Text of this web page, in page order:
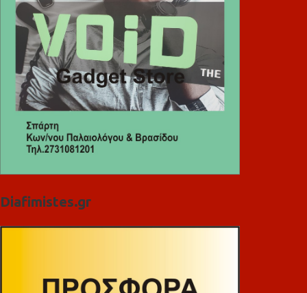
Diafimistes.gr